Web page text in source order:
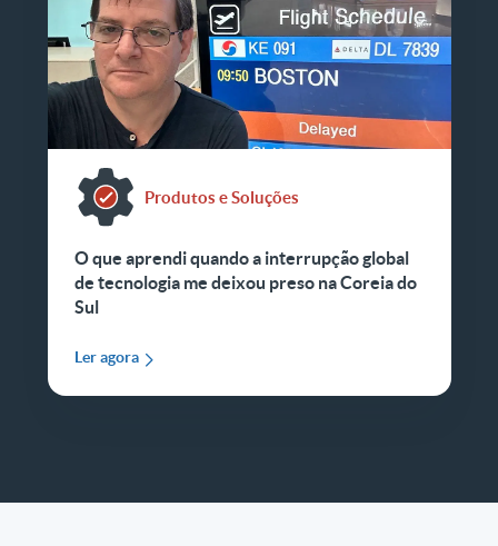
Produtos e Soluções
O que aprendi quando a interrupção global
de tecnologia me deixou preso na Coreia do
Sul
Ler agora